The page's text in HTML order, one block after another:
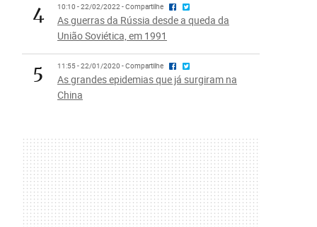
4 10:10 - 22/02/2022 - Compartilhe
As guerras da Rússia desde a queda da
União Soviética, em 1991
5 11:55 - 22/01/2020 - Compartilhe
As grandes epidemias que já surgiram na
China